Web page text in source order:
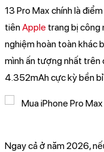
13 Pro Max chính là
tiênApple trang bị công
nghiệm hoàn toàn khác
mình ấn tượng nhất trên
4.352mAh cực kỳ bền
Ngay cả ở năm 2026,